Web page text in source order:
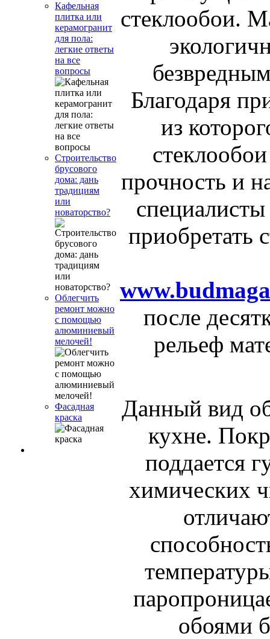
Кафельная
плитка или
керамогранит
для пола:
легкие ответы
на все
вопросы
Строительство
брусового
дома: дань
традициям
или
новаторство?
Облегчить
ремонт можно
с помощью
алюминиевый
мелочей!
Фасадная
краска
стеклообои.
Благодаря
из
прочность и
приобретать
после
рельеф
Данный вид
кухне.
поддается
химических
обоями